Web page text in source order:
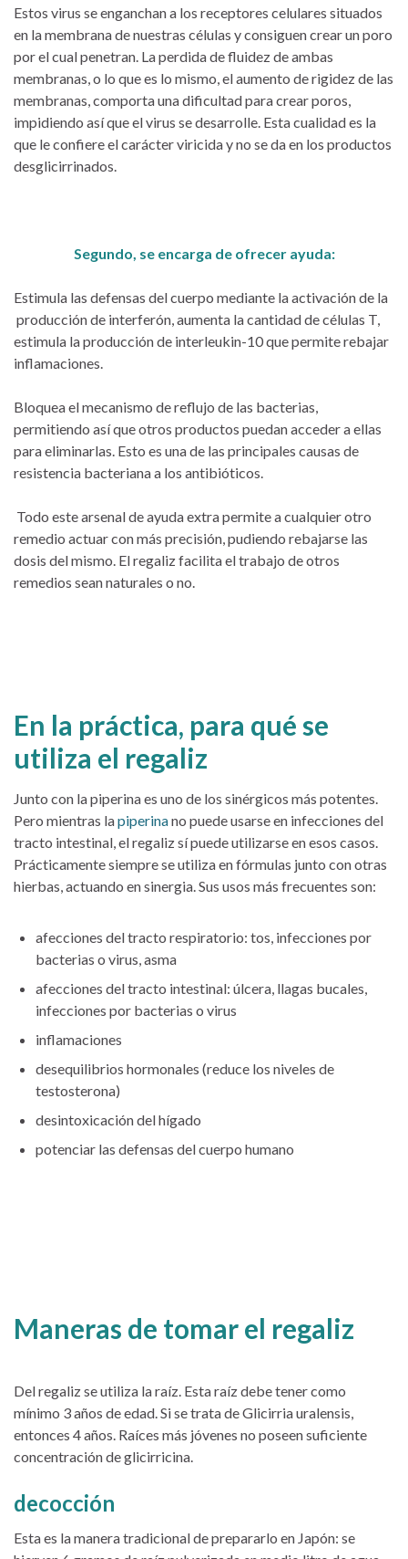
Estos virus se enganchan a los receptores celulares situados
en la membrana de nuestras células y consiguen crear un poro
por el cual penetran. La perdida de fluidez de ambas
membranas, o lo que es lo mismo, el aumento de rigidez de las
membranas, comporta una dificultad para crear poros,
impidiendo así que el virus se desarrolle. Esta cualidad es la
que le confiere el carácter viricida y no se da en los productos
desglicirrinados.
Segundo, se encarga de ofrecer ayuda:
Estimula las defensas del cuerpo mediante la activación de la
producción de interferón, aumenta la cantidad de células T,
estimula la producción de interleukin-10 que permite rebajar
inflamaciones.
Bloquea el mecanismo de reflujo de las bacterias,
permitiendo así que otros productos puedan acceder a ellas
para eliminarlas. Esto es una de las principales causas de
resistencia bacteriana a los antibióticos.
Todo este arsenal de ayuda extra permite a cualquier otro
remedio actuar con más precisión, pudiendo rebajarse las
dosis del mismo. El regaliz facilita el trabajo de otros
remedios sean naturales o no.
En la práctica, para qué se
utiliza el regaliz
Junto con la piperina es uno de los sinérgicos más potentes.
Pero mientras lapiperinano puede usarse en infecciones del
tracto intestinal, el regaliz sí puede utilizarse en esos casos.
Prácticamente siempre se utiliza en fórmulas junto con otras
hierbas, actuando en sinergia. Sus usos más frecuentes son:
afecciones del tracto respiratorio: tos, infecciones por
bacterias o virus, asma
afecciones del tracto intestinal: úlcera, llagas bucales,
infecciones por bacterias o virus
inflamaciones
desequilibrios hormonales (reduce los niveles de
testosterona)
desintoxicación del hígado
potenciar las defensas del cuerpo humano
Maneras de tomar el regaliz
Del regaliz se utiliza la raíz. Esta raíz debe tener como
mínimo 3 años de edad. Si se trata de Glicirria uralensis,
entonces 4 años. Raíces más jóvenes no poseen suficiente
concentración de glicirricina.
decocción
Esta es la manera tradicional de prepararlo en Japón: se